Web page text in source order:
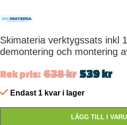
Skimateria verktygssats inkl
demontering och montering
Rek pris: 638kr 539kr
Endast 1 kvar i lager
LÄGG TILL I